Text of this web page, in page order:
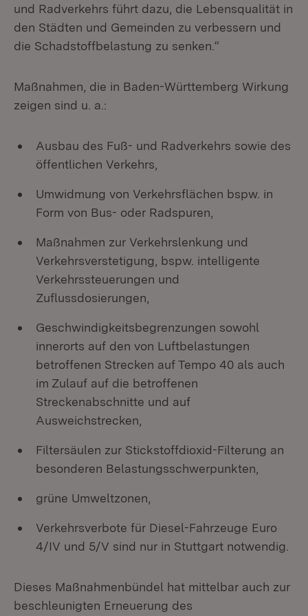
und Radverkehrs führt dazu, die Lebensqualität in
den Städten und Gemeinden zu verbessern und
die Schadstoffbelastung zu senken.“
Maßnahmen, die in Baden-Württemberg Wirkung
zeigen sind u. a.:
Ausbau des Fuß- und Radverkehrs sowie des
öffentlichen Verkehrs,
Umwidmung von Verkehrsflächen bspw. in
Form von Bus- oder Radspuren,
Maßnahmen zur Verkehrslenkung und
Verkehrsverstetigung, bspw. intelligente
Verkehrssteuerungen und
Zuflussdosierungen,
Geschwindigkeitsbegrenzungen sowohl
innerorts auf den von Luftbelastungen
betroffenen Strecken auf Tempo 40 als auch
im Zulauf auf die betroffenen
Streckenabschnitte und auf
Ausweichstrecken,
Filtersäulen zur Stickstoffdioxid-Filterung an
besonderen Belastungsschwerpunkten,
grüne Umweltzonen,
Verkehrsverbote für Diesel-Fahrzeuge Euro
4/IV und 5/V sind nur in Stuttgart notwendig.
Dieses Maßnahmenbündel hat mittelbar auch zur
beschleunigten Erneuerung des